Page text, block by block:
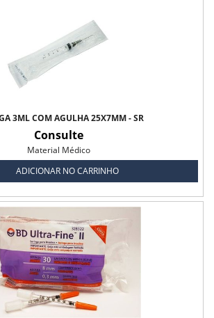
3ML COM AGULHA 25X7MM - SR
Consulte
Material Médico
ADICIONAR NO CARRINHO